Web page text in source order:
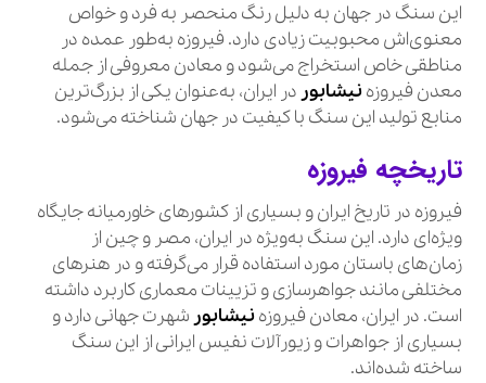
این سنگ در جهان به دلیل رنگ منحصر به فرد و خواص
معنوی‌اش محبوبیت زیادی دارد. فیروزه به‌طور عمده در
مناطقی خاص استخراج می‌شود و معادن معروفی از جمله
معدن فیروزهنیشابور در ایران، به‌عنوان یکی از بزرگ‌ترین
منابع تولید این سنگ با کیفیت در جهان شناخته می‌شود.
تاریخچه فیروزه
فیروزه در تاریخ ایران و بسیاری از کشورهای خاورمیانه جایگاه
ویژه‌ای دارد. این سنگ به‌ویژه در ایران، مصر و چین از
زمان‌های باستان مورد استفاده قرار می‌گرفته و در هنرهای
مختلفی مانند جواهرسازی و تزیینات معماری کاربرد داشته
است. در ایران، معادن فیروزهنیشابور شهرت جهانی دارد و
بسیاری از جواهرات و زیورآلات نفیس ایرانی از این سنگ
ساخته شده‌اند.